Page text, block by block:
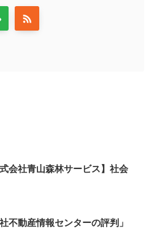
会社青山森林サービス】社会
不動産情報センターの評判」